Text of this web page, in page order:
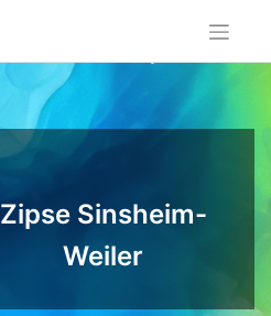
Zipse Sinsheim-
Weiler